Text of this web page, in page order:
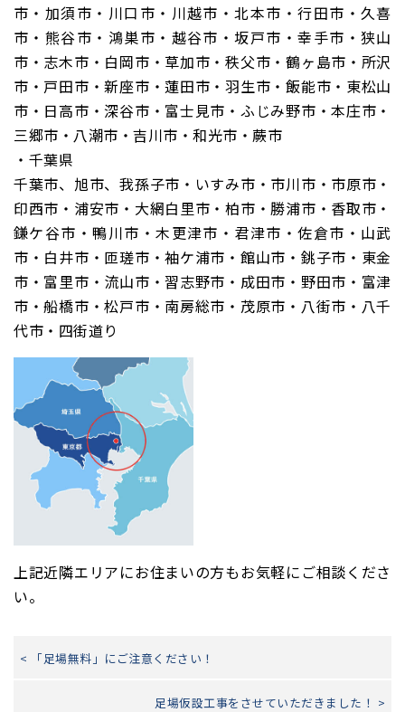
市・加須市・川口市・川越市・北本市・行田市・久喜
市・熊谷市・鴻巣市・越谷市・坂戸市・幸手市・狭山
市・志木市・白岡市・草加市・秩父市・鶴ヶ島市・所沢
市・戸田市・新座市・蓮田市・羽生市・飯能市・東松山
市・日高市・深谷市・富士見市・ふじみ野市・本庄市・
三郷市・八潮市・吉川市・和光市・蕨市
・千葉県
千葉市、旭市、我孫子市・いすみ市・市川市・市原市・
印西市・浦安市・大網白里市・柏市・勝浦市・香取市・
鎌ケ谷市・鴨川市・木更津市・君津市・佐倉市・山武
市・白井市・匝瑳市・袖ケ浦市・館山市・銚子市・東金
市・富里市・流山市・習志野市・成田市・野田市・富津
市・船橋市・松戸市・南房総市・茂原市・八街市・八千
代市・四街道り
上記近隣エリアにお住まいの方もお気軽にご相談くださ
い。
< 「足場無料」にご注意ください！
足場仮設工事をさせていただきました！ >